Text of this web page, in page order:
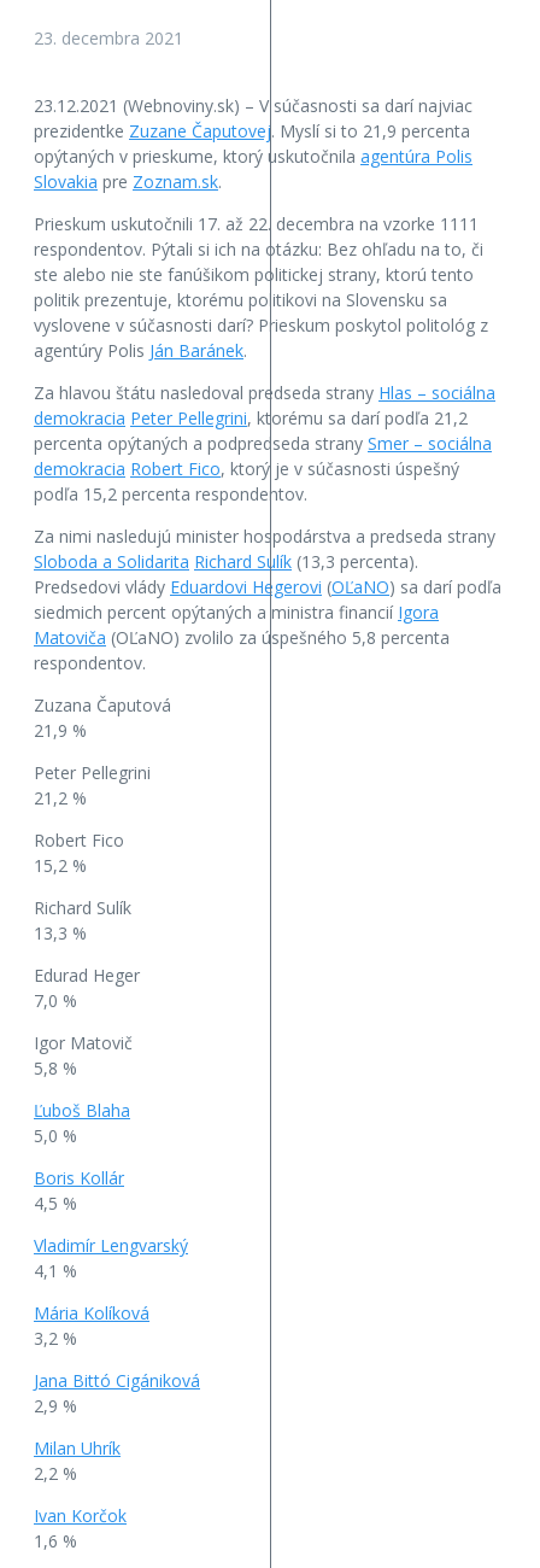
23. decembra 2021
23.12.2021 (Webnoviny.sk) – V súčasnosti sa darí najviac
prezidentke Zuzane Čaputovej. Myslí si to 21,9 percenta
opýtaných v prieskume, ktorý uskutočnila agentúra Polis
Slovakia pre Zoznam.sk.
Prieskum uskutočnili 17. až 22. decembra na vzorke 1111
respondentov. Pýtali si ich na otázku: Bez ohľadu na to, či
ste alebo nie ste fanúšikom politickej strany, ktorú tento
politik prezentuje, ktorému politikovi na Slovensku sa
vyslovene v súčasnosti darí? Prieskum poskytol politológ z
agentúry Polis Ján Baránek.
Za hlavou štátu nasledoval predseda strany Hlas – sociálna
demokracia Peter Pellegrini, ktorému sa darí podľa 21,2
percenta opýtaných a podpredseda strany Smer – sociálna
demokracia Robert Fico, ktorý je v súčasnosti úspešný
podľa 15,2 percenta respondentov.
Za nimi nasledujú minister hospodárstva a predseda strany
Sloboda a Solidarita Richard Sulík (13,3 percenta).
Predsedovi vlády Eduardovi Hegerovi (OĽaNO) sa darí podľa
siedmich percent opýtaných a ministra financií Igora
Matoviča (OĽaNO) zvolilo za úspešného 5,8 percenta
respondentov.
Zuzana Čaputová
21,9 %
Peter Pellegrini
21,2 %
Robert Fico
15,2 %
Richard Sulík
13,3 %
Edurad Heger
7,0 %
Igor Matovič
5,8 %
Ľuboš Blaha
5,0 %
Boris Kollár
4,5 %
Vladimír Lengvarský
4,1 %
Mária Kolíková
3,2 %
Jana Bittó Cigániková
2,9 %
Milan Uhrík
2,2 %
Ivan Korčok
1,6 %